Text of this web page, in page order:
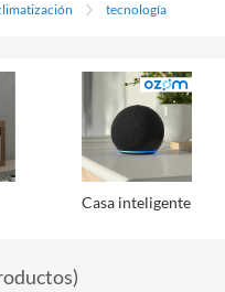
tecnología
Casa inteligente
)